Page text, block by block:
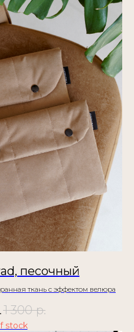
песочный
ткань с эффектом велюра
1 300 р.
stock